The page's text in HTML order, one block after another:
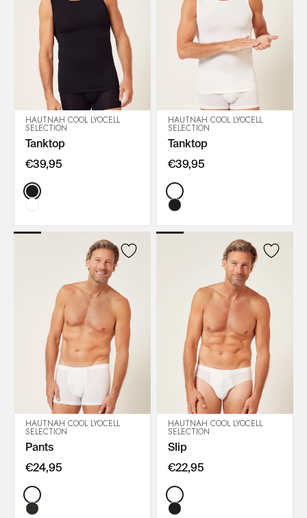
HAUTNAH COOL LYOCELL
SELECTION
Tanktop
€39,95
Color:
HAUTNAH COOL LYOCELL
SELECTION
Tanktop
€39,95
Color:
HAUTNAH COOL LYOCELL
SELECTION
Pants
€24,95
Color:
HAUTNAH COOL LYOCELL
SELECTION
Slip
€22,95
Color: